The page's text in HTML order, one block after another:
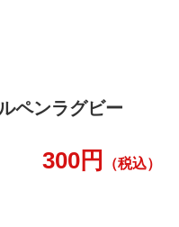
ペンラグビー
300円 （税込）